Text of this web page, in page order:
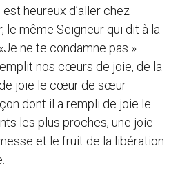
heureux d’aller chez
le même Seigneur qui dit à la
ne te condamne pas ».
nos cœurs de joie, de la
joie le cœur de sœur
dont il a rempli de joie le
les plus proches, une joie
et le fruit de la libération